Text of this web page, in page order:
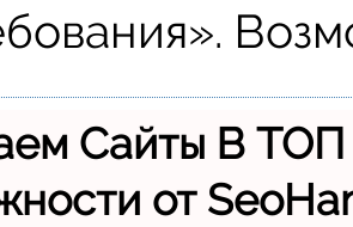
Сайты В
от